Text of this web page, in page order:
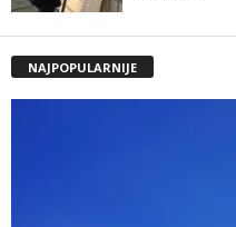
NAJPOPULARNIJE